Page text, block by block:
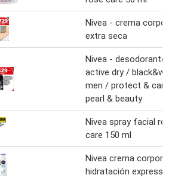
Nivea - crema
extra seca
Nivea - desodorante
active dry /
men / protect & care
pearl & beauty
Nivea spray facial
care 150 ml
Nivea crema corporal
hidratación express